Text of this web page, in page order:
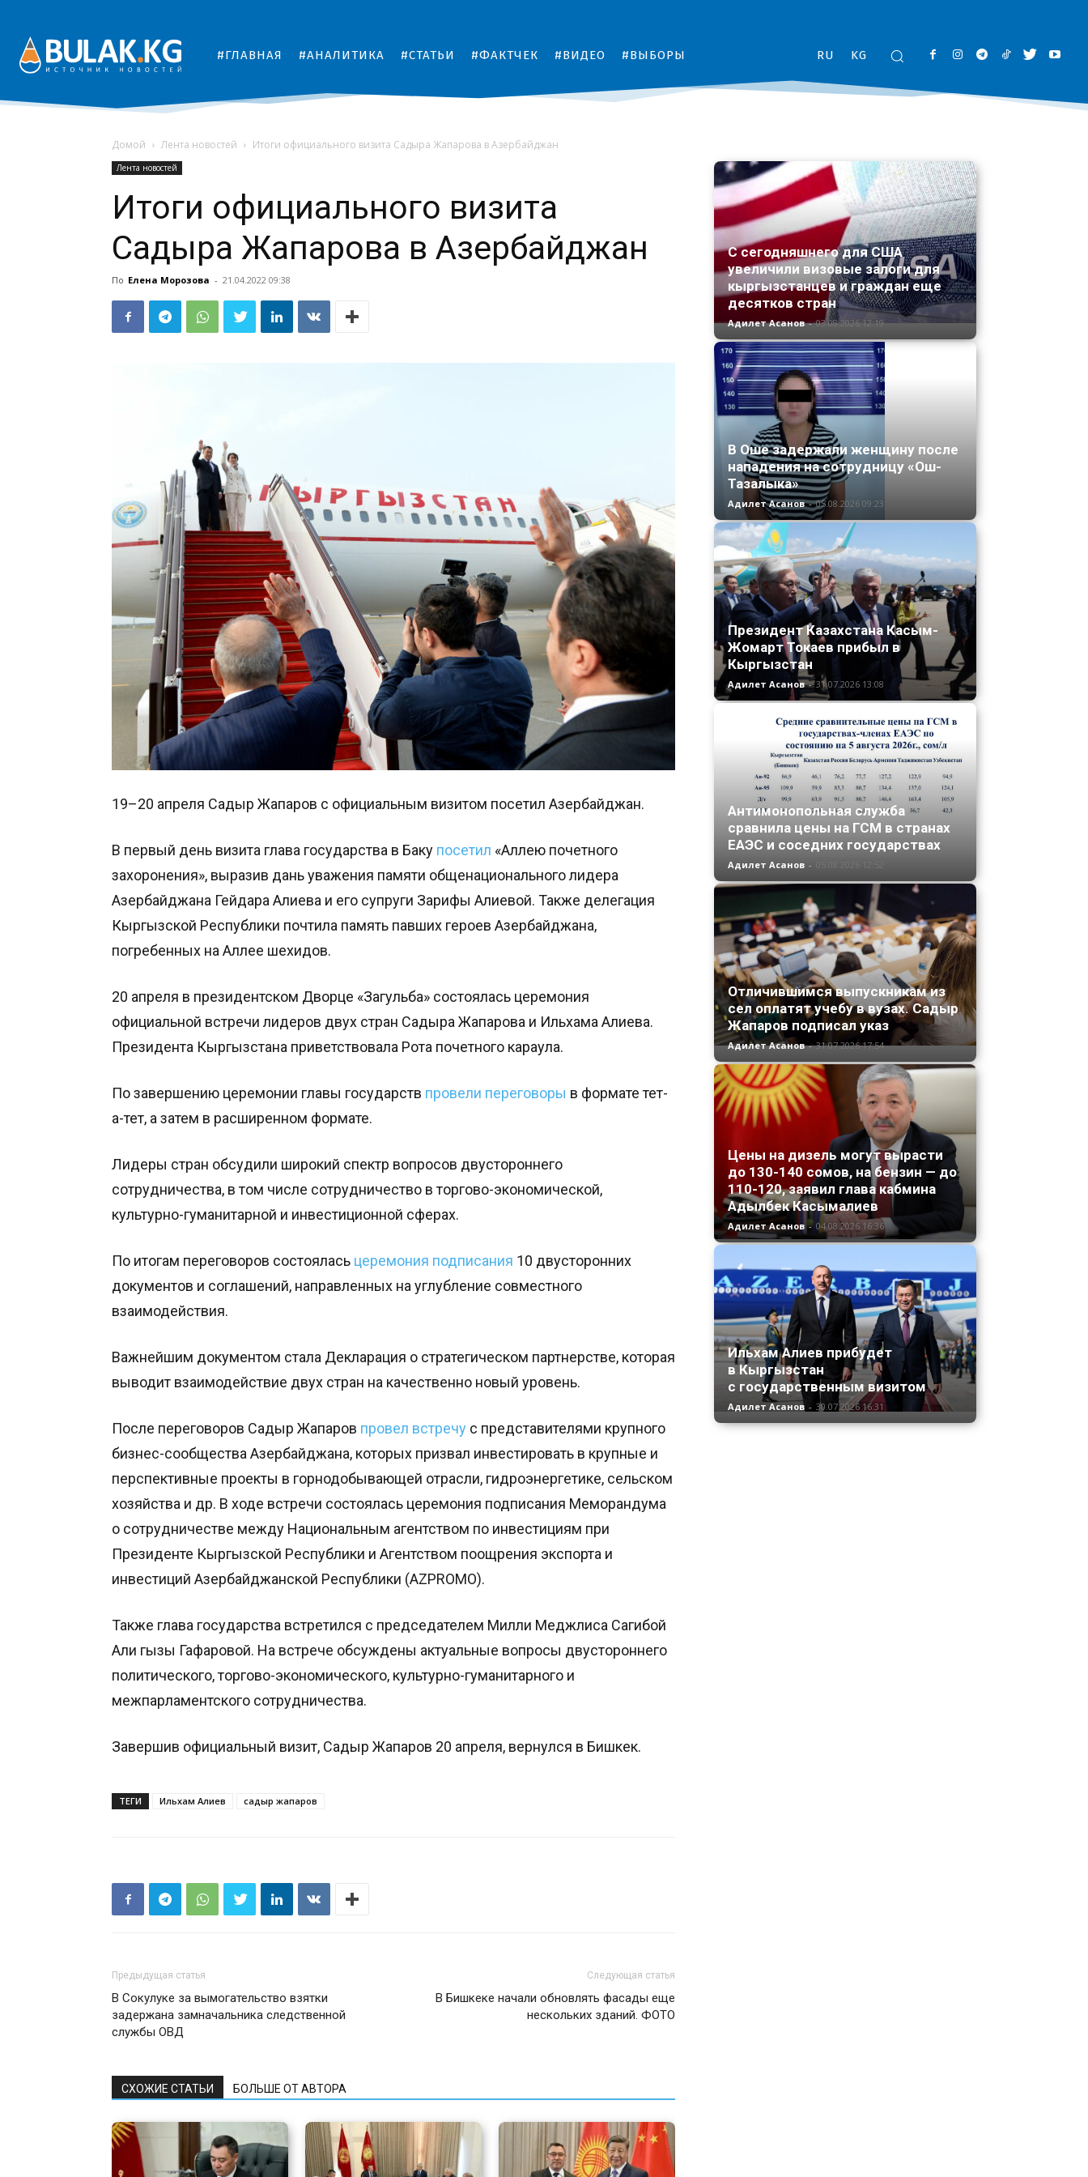
#ГЛАВНАЯ #АНАЛИТИКА #СТАТЬИ #ФАКТЧЕК #ВИДЕО #ВЫБОРЫ RU KG
Домой Лента новостей Итоги официального визита Садыра Жапарова в Азербайджан
Лента новостей
Итоги официального визита
Садыра Жапарова в Азербайджан
По Елена Морозова - 21.04.2022 09:38
19–20 апреля Садыр Жапаров с официальным визитом посетил Азербайджан.
В первый день визита глава государства в Баку посетил «Аллею почетного
захоронения», выразив дань уважения памяти общенационального лидера
Азербайджана Гейдара Алиева и его супруги Зарифы Алиевой. Также делегация
Кыргызской Республики почтила память павших героев Азербайджана,
погребенных на Аллее шехидов.
20 апреля в президентском Дворце «Загульба» состоялась церемония
официальной встречи лидеров двух стран Садыра Жапарова и Ильхама Алиева.
Президента Кыргызстана приветствовала Рота почетного караула.
По завершению церемонии главы государств провели переговоры в формате тет-
а-тет, а затем в расширенном формате.
Лидеры стран обсудили широкий спектр вопросов двустороннего
сотрудничества, в том числе сотрудничество в торгово-экономической,
культурно-гуманитарной и инвестиционной сферах.
По итогам переговоров состоялась церемония подписания 10 двусторонних
документов и соглашений, направленных на углубление совместного
взаимодействия.
Важнейшим документом стала Декларация о стратегическом партнерстве, которая
выводит взаимодействие двух стран на качественно новый уровень.
После переговоров Садыр Жапаров провел встречу с представителями крупного
бизнес-сообщества Азербайджана, которых призвал инвестировать в крупные и
перспективные проекты в горнодобывающей отрасли, гидроэнергетике, сельском
хозяйства и др. В ходе встречи состоялась церемония подписания Меморандума
о сотрудничестве между Национальным агентством по инвестициям при
Президенте Кыргызской Республики и Агентством поощрения экспорта и
инвестиций Азербайджанской Республики (AZPROMO).
Также глава государства встретился с председателем Милли Меджлиса Сагибой
Али гызы Гафаровой. На встрече обсуждены актуальные вопросы двустороннего
политического, торгово-экономического, культурно-гуманитарного и
межпарламентского сотрудничества.
Завершив официальный визит, Садыр Жапаров 20 апреля, вернулся в Бишкек.
ТЕГИ Ильхам Алиев садыр жапаров
Предыдущая статья
В Сокулуке за вымогательство взятки
задержана замначальника следственной
службы ОВД
Следующая статья
В Бишкеке начали обновлять фасады еще
нескольких зданий. ФОТО
СХОЖИЕ СТАТЬИ БОЛЬШЕ ОТ АВТОРА
С сегодняшнего для США
увеличили визовые залоги для
кыргызстанцев и граждан еще
десятков стран
Адилет Асанов - 03.08.2026 12:19
В Оше задержали женщину после
нападения на сотрудницу «Ош-
Тазалыка»
Адилет Асанов - 05.08.2026 09:23
Президент Казахстана Касым-
Жомарт Токаев прибыл в
Кыргызстан
Адилет Асанов - 31.07.2026 13:08
Антимонопольная служба
сравнила цены на ГСМ в странах
ЕАЭС и соседних государствах
Адилет Асанов -
Отличившимся выпускникам из
сел оплатят учебу в вузах. Садыр
Жапаров подписал указ
Адилет Асанов - 31.07.2026 17:54
Цены на дизель могут вырасти
до 130-140 сомов, на бензин — до
110-120, заявил глава кабмина
Адылбек Касымалиев
Адилет Асанов - 04.08.2026 16:36
Ильхам Алиев прибудет
в Кыргызстан
с государственным визитом
Адилет Асанов - 30.07.2026 16:31